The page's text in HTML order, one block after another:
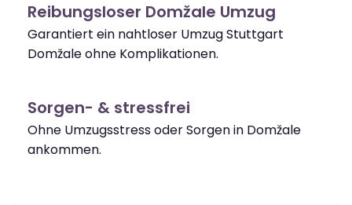
Reibungsloser Domžale Umzug
Garantiert ein nahtloser Umzug Stuttgart
Domžale ohne Komplikationen.
Sorgen- & stressfrei
Ohne Umzugsstress oder Sorgen in Domžale
ankommen.